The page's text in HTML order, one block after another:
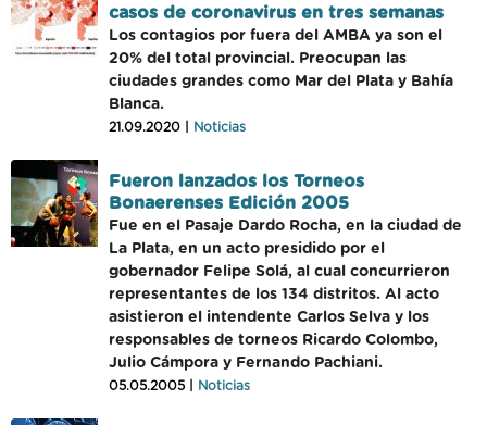
casos de coronavirus en tres semanas
Los contagios por fuera del AMBA ya son el
20% del total provincial. Preocupan las
ciudades grandes como Mar del Plata y Bahía
Blanca.
21.09.2020 | Noticias
Fueron lanzados los Torneos
Bonaerenses Edición 2005
Fue en el Pasaje Dardo Rocha, en la ciudad de
La Plata, en un acto presidido por el
gobernador Felipe Solá, al cual concurrieron
representantes de los 134 distritos. Al acto
asistieron el intendente Carlos Selva y los
responsables de torneos Ricardo Colombo,
Julio Cámpora y Fernando Pachiani.
05.05.2005 | Noticias